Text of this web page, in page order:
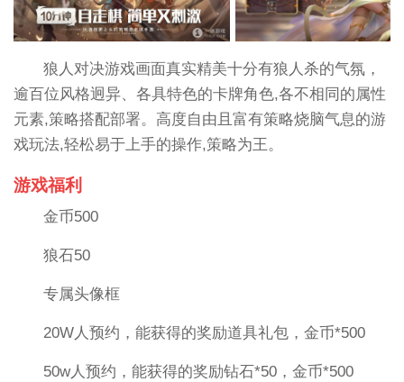
狼人对决游戏画面真实精美十分有狼人杀的气氛，
逾百位风格迥异、各具特色的卡牌角色,各不相同的属性
元素,策略搭配部署。高度自由且富有策略烧脑气息的游
戏玩法,轻松易于上手的操作,策略为王。
游戏福利
金币500
狼石50
专属头像框
20W人预约，能获得的奖励道具礼包，金币*500
50w人预约，能获得的奖励钻石*50，金币*500